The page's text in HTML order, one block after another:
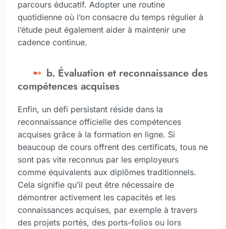
parcours éducatif. Adopter une routine
quotidienne où l’on consacre du temps régulier à
l’étude peut également aider à maintenir une
cadence continue.
b. Évaluation et reconnaissance des
compétences acquises
Enfin, un défi persistant réside dans la
reconnaissance officielle des compétences
acquises grâce à la formation en ligne. Si
beaucoup de cours offrent des certificats, tous ne
sont pas vite reconnus par les employeurs
comme équivalents aux diplômes traditionnels.
Cela signifie qu’il peut être nécessaire de
démontrer activement les capacités et les
connaissances acquises, par exemple à travers
des projets portés, des ports-folios ou lors